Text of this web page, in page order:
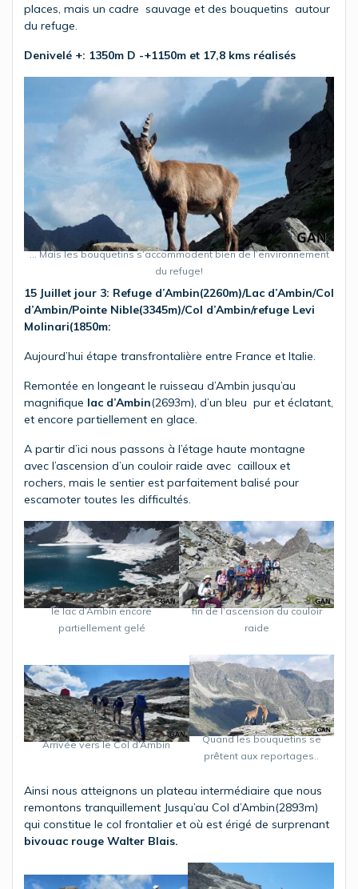
places, mais un cadre sauvage et des bouquetins autour
du refuge.
Denivelé +: 1350m D -+1150m et 17,8 kms réalisés
… Mais les bouquetins s’accommodent bien de l’environnement
du refuge!
15 Juillet jour 3: Refuge d’Ambin(2260m)/Lac d’Ambin/Col
d’Ambin/Pointe Nible(3345m)/Col d’Ambin/refuge Levi
Molinari(1850m:
Aujourd’hui étape transfrontalière entre France et Italie.
Remontée en longeant le ruisseau d’Ambin jusqu’au
magnifique lac d’Ambin(2693m), d’un bleu pur et éclatant,
et encore partiellement en glace.
A partir d’ici nous passons à l’étage haute montagne
avec l’ascension d’un couloir raide avec cailloux et
rochers, mais le sentier est parfaitement balisé pour
escamoter toutes les difficultés.
le lac d’Ambin encore
partiellement gelé
fin de l’ascension du couloir
raide
Arrivée vers le Col d’Ambin
Quand les bouquetins se
prêtent aux reportages..
Ainsi nous atteignons un plateau intermédiaire que nous
remontons tranquillement Jusqu’au Col d’Ambin(2893m)
qui constitue le col frontalier et où est érigé de surprenant
bivouac rouge Walter Blais.